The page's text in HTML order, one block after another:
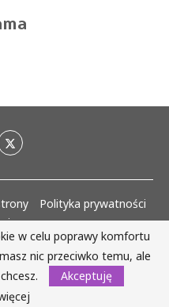
Polityka prywatności
prawa zastrzeżone. | Realizacja:
w celu poprawy komfortu
nic przeciwko temu, ale
Akceptuję